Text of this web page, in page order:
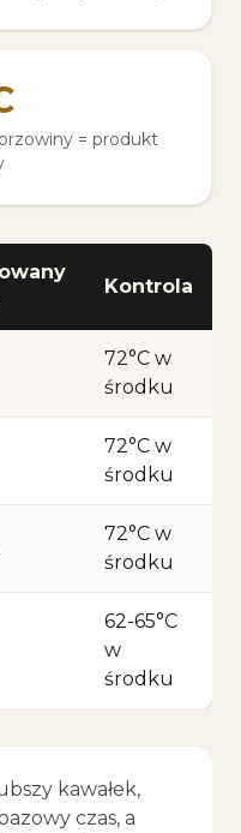
= produkt
Kontrola
72°C w
środku
72°C w
środku
72°C w
środku
62-65°C
w
środku
kawałek,
czas, a